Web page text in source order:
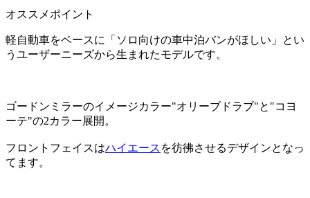
オススメポイント
軽自動車をベースに「ソロ向けの車中泊バンがほしい」とい
うユーザーニーズから生まれたモデルです。
ゴードンミラーのイメージカラー"オリーブドラブ"と"コヨ
ーテ"の2カラー展開。
フロントフェイスはハイエース を彷彿させるデザインとなっ
てます。